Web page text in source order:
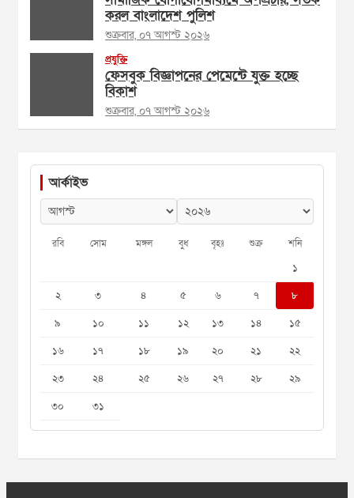
করল বাংলাদেশ পুলিশ
শুক্রবার, ০৭ আগস্ট ২০২৬
প্রযুক্তি
ফেসবুক বিজ্ঞাপনের পেমেন্টে যুক্ত হচ্ছে
বিকাশ
শুক্রবার, ০৭ আগস্ট ২০২৬
আর্কাইভ
রবি সোম মঙ্গল বুধ বৃহঃ শুক্র শনি
১
২
৩ ৪ ৫ ৬ ৭
৮
৯
১০ ১১ ১২ ১৩ ১৪
১৫
১৬
১৭ ১৮ ১৯ ২০ ২১
২২
২৩
২৪ ২৫ ২৬ ২৭ ২৮
২৯
৩০
৩১